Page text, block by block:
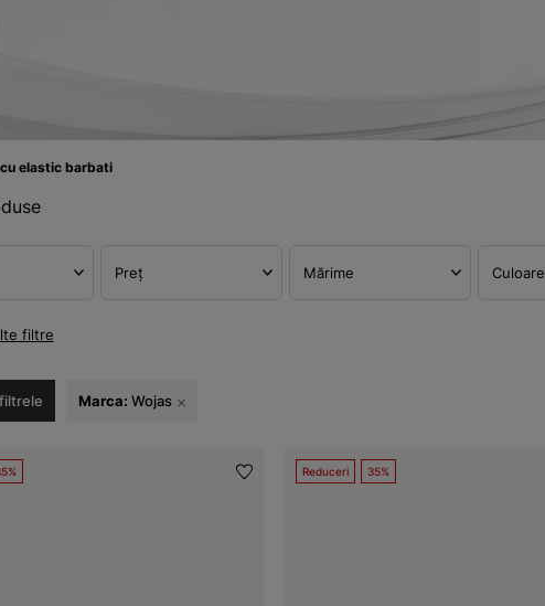
elastic barbati
Preț Mărime Culoare
filtre
Marca: Wojas
Reduceri 35%